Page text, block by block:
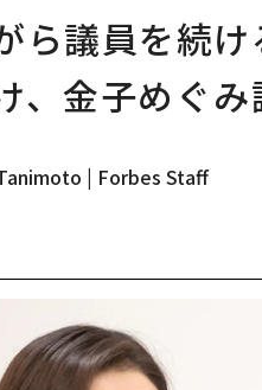
ら議員を続
、金子めぐみ
| Forbes Staff